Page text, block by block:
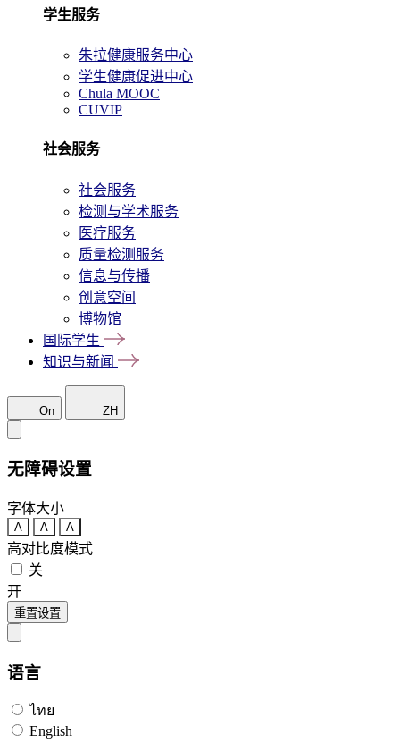
学生服务
朱拉健康服务中心
学生健康促进中心
Chula MOOC
CUVIP
社会服务
社会服务
检测与学术服务
医疗服务
质量检测服务
信息与传播
创意空间
博物馆
国际学生
知识与新闻
On ZH
无障碍设置
字体大小
A A A
高对比度模式
关
开
重置设置
语言
ไทย
English